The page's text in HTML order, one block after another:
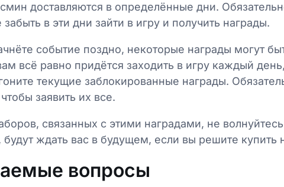
доставляются в определённые дни.
в эти дни зайти в игру и получить награды.
событие поздно, некоторые награды могут
всё равно придётся заходить в игру каждый
текущие заблокированные награды.
заявить их все.
связанных с этими наградами, не
будут ждать вас в будущем, если вы решите купить
вопросы